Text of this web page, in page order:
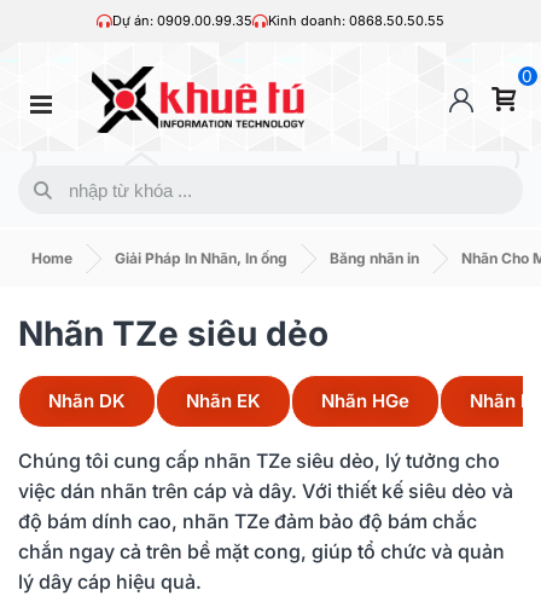
Dự án: 0909.00.99.35 Kinh doanh: 0868.50.50.55
0
Home Giải Pháp In Nhãn, In ống Băng nhãn in Nhãn Cho
Nhãn TZe siêu dẻo
Nhãn DK Nhãn EK Nhãn HGe Nhãn
Chúng tôi cung cấp nhãn TZe siêu dẻo, lý tưởng cho
việc dán nhãn trên cáp và dây. Với thiết kế siêu dẻo và
độ bám dính cao, nhãn TZe đảm bảo độ bám chắc
chắn ngay cả trên bề mặt cong, giúp tổ chức và quản
lý dây cáp hiệu quả.